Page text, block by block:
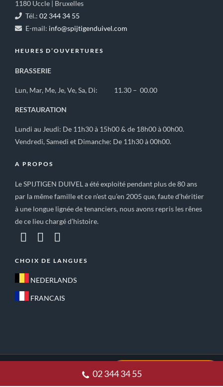
1180 Uccle | Bruxelles
Tél.: 02 344 34 55
E-mail: info@spijtigenduivel.com
HEURES D’OUVERTURES
BRASSERIE
Lun, Mar, Me, Je, Ve, Sa, Di: 11.30 – 00.00
RESTAURATION
Lundi au Jeudi: De 11h30 à 15h00 & de 18h00 à 00h00.
Vendredi, Samedi et Dimanche: De 11h30 à 00h00.
A PROPOS
Le SPIJTIGEN DUIVEL a été exploité pendant plus de 80 ans
par la même famille et ce n’est qu’en 2005 que, faute d’héritier
à une longue lignée de tenanciers, nous avons repris les rênes
de ce lieu chargé d’histoire.
CHOIX DE LANGUES
NEDERLANDS
FRANCAIS
CONDITIONS GÉNÉRALES DE VENTE
02 344 34 55